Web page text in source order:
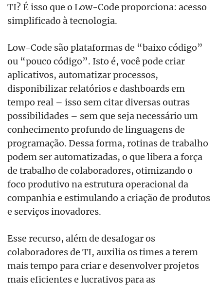
TI? É isso que o Low-Code proporciona: acesso
simplificado à tecnologia.
Low-Code são plataformas de “baixo código”
ou “pouco código”. Isto é, você pode criar
aplicativos, automatizar processos,
disponibilizar relatórios e dashboards em
tempo real – isso sem citar diversas outras
possibilidades – sem que seja necessário um
conhecimento profundo de linguagens de
programação. Dessa forma, rotinas de trabalho
podem ser automatizadas, o que libera a força
de trabalho de colaboradores, otimizando o
foco produtivo na estrutura operacional da
companhia e estimulando a criação de produtos
e serviços inovadores.
Esse recurso, além de desafogar os
colaboradores de TI, auxilia os times a terem
mais tempo para criar e desenvolver projetos
mais eficientes e lucrativos para as